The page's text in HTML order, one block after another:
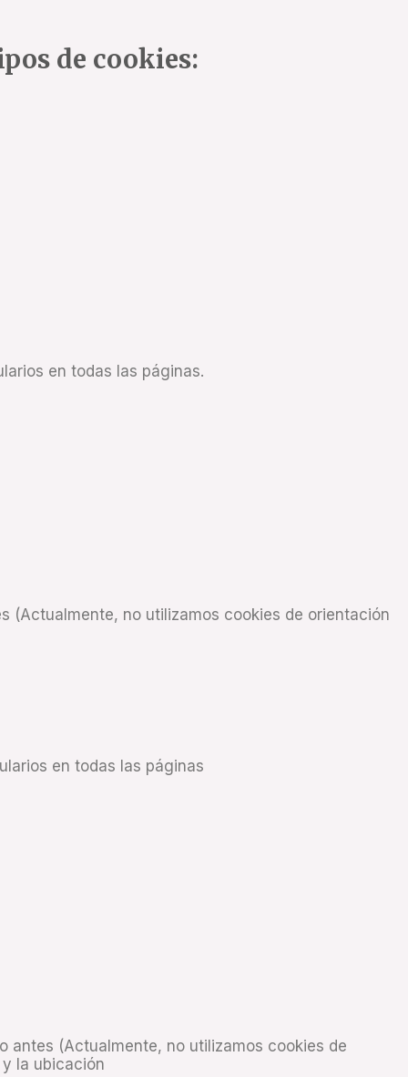
de cookies:
en todas las páginas.
(Actualmente, no utilizamos cookies de orientación
en todas las páginas
antes (Actualmente, no utilizamos cookies de
la ubicación